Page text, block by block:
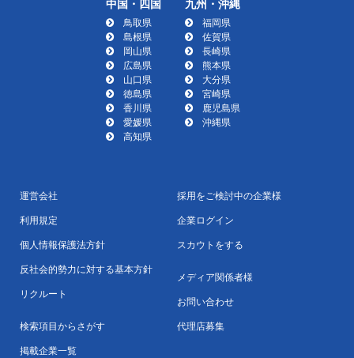
中国・四国
鳥取県
島根県
岡山県
広島県
山口県
徳島県
香川県
愛媛県
高知県
九州・沖縄
福岡県
佐賀県
長崎県
熊本県
大分県
宮崎県
鹿児島県
沖縄県
運営会社
利用規定
個人情報保護法方針
反社会的勢力に対する基本方針
リクルート
検索項目からさがす
掲載企業一覧
採用をご検討中の企業様
企業ログイン
スカウトをする
メディア関係者様
お問い合わせ
代理店募集